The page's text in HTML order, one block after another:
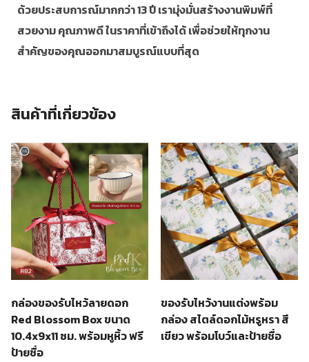
ด้วยประสบการณ์มากกว่า 13 ปี เรามุ่งมั่นสร้างงานพิมพ์ที่
สวยงาม คุณภาพดี ในราคาที่เข้าถึงได้ เพื่อช่วยให้ทุกงาน
สำคัญของคุณออกมาสมบูรณ์แบบที่สุด
สินค้าที่เกี่ยวข้อง
กล่องของรับไหว้ลายดอก
Red Blossom Box ขนาด
10.4x9x11 ซม. พร้อมหูหิ้ว ฟรี
ป้ายชื่อ
ของรับไหว้งานแต่งพร้อม
กล่อง สไตล์ดอกไม้หรูหรา สี
เขียว พร้อมโบว์และป้ายชื่อ